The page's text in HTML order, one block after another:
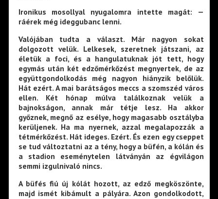
Ironikus mosollyal nyugalomra intette magát: —
ráérek még ideggubanc lenni.
Valójában tudta a választ. Már nagyon sokat
dolgozott velük. Lelkesek, szeretnek játszani, az
életük a foci, és a hangulatuknak jót tett, hogy
egymás után két edzőmérkőzést megnyertek, de az
együttgondolkodás még nagyon hiányzik belőlük.
Hát ezért. A mai barátságos meccs a szomszéd város
ellen. Két hónap múlva találkoznak velük a
bajnokságon, annak már tétje lesz. Ha akkor
győznek, megnő az esélye, hogy magasabb osztályba
kerüljenek. Ha ma nyernek, azzal megalapozzák a
tétmérkőzést. Hát ideges. Ezért. És ezen egy cseppet
se tud változtatni az a tény, hogy a büfén, a kólán és
a stadion eseménytelen látványán az égvilágon
semmi izgulnivaló nincs.
A büfés fiú új kólát hozott, az edző megköszönte,
majd ismét kibámult a pályára. Azon gondolkodott,